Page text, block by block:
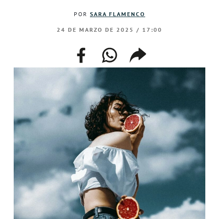
POR SARA FLAMENCO
24 DE MARZO DE 2025 / 17:00
facebookwhatsappcompartir
enlace